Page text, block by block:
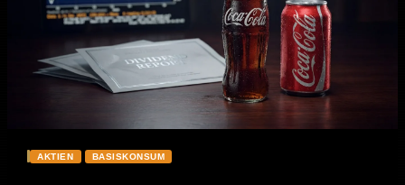
AKTIEN BASISKONSUM